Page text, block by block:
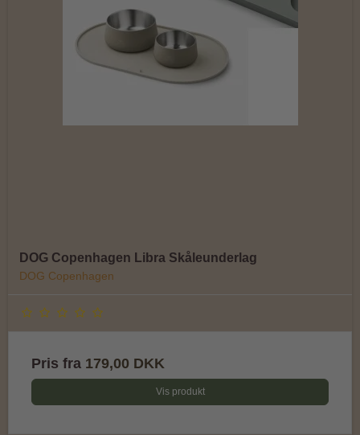
DOG Copenhagen Libra Skåleunderlag
DOG Copenhagen
Pris fra 179,00 DKK
Vis produkt